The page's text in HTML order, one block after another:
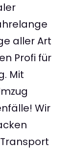
aller Art
Profi für
Mit
Wir